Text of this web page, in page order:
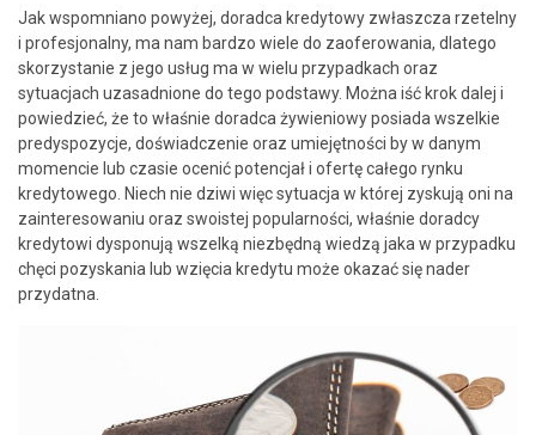
Jak wspomniano powyżej, doradca kredytowy zwłaszcza rzetelny
i profesjonalny, ma nam bardzo wiele do zaoferowania, dlatego
skorzystanie z jego usług ma w wielu przypadkach oraz
sytuacjach uzasadnione do tego podstawy. Można iść krok dalej i
powiedzieć, że to właśnie doradca żywieniowy posiada wszelkie
predyspozycje, doświadczenie oraz umiejętności by w danym
momencie lub czasie ocenić potencjał i ofertę całego rynku
kredytowego. Niech nie dziwi więc sytuacja w której zyskują oni na
zainteresowaniu oraz swoistej popularności, właśnie doradcy
kredytowi dysponują wszelką niezbędną wiedzą jaka w przypadku
chęci pozyskania lub wzięcia kredytu może okazać się nader
przydatna.